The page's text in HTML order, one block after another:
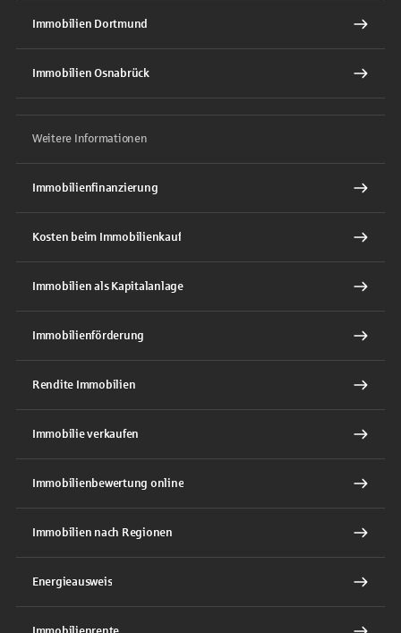
Immobilien Dortmund
Immobilien Osnabrück
Weitere Informationen
Immobilienfinanzierung
Kosten beim Immobilienkauf
Immobilien als Kapitalanlage
Immobilienförderung
Rendite Immobilien
Immobilie verkaufen
Immobilienbewertung online
Immobilien nach Regionen
Energieausweis